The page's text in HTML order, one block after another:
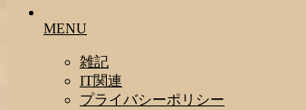
MENU
雑記
IT関連
プライバシーポリシー